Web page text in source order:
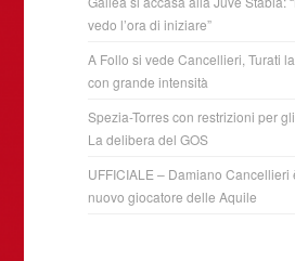
vedo l’ora di iniziare”
A Follo si vede Cancellieri, Turati
con grande intensità
Spezia-Torres con restrizioni per gli
La delibera del GOS
UFFICIALE – Damiano Cancellieri
nuovo giocatore delle Aquile